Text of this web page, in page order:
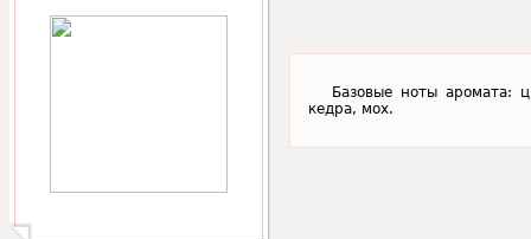
Базовые ноты аромата:
кедра, мох.